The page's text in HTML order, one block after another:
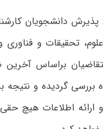
پذیرش دانشجویان
تحقیقات و
براساس آخرین
بررسی گردیده و
ارائه اطلاعات هیچ